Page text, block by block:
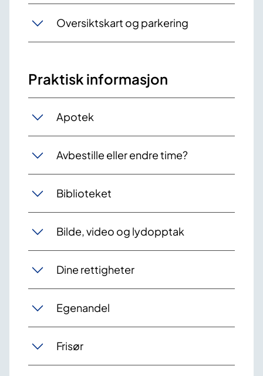
Oversiktskart og parkering
Praktisk informasjon
Apotek
Avbestille eller endre time?
Biblioteket
Bilde, video og lydopptak
Dine rettigheter
Egenandel
Frisør